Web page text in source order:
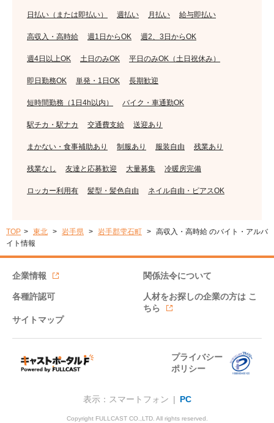
日払い（または即払い） 週払い 月払い 給与即払い
高収入・高時給 週1日からOK 週2、3日からOK
週4日以上OK 土日のみOK 平日のみOK（土日祝休み）
即日勤務OK 単発・1日OK 長期歓迎
短時間勤務（1日4h以内） バイク・車通勤OK
駅チカ・駅ナカ 交通費支給 送迎あり
まかない・食事補助あり 制服あり 服装自由 残業あり
残業なし 友達と応募歓迎 大量募集 冷暖房完備
ロッカー利用有 髪型・髪色自由 ネイル自由・ピアスOK
TOP 東北 岩手県 岩手郡雫石町
高収入・高時給 のバイト・アルバ
イト情報
企業情報 関係法令について
各種許認可 人材をお探しの企業の方は こ
ちら
サイトマップ
プライバシー
ポリシー
表示：スマートフォン | PC
Copyright FULLCAST CO.,LTD. All rights reserved.